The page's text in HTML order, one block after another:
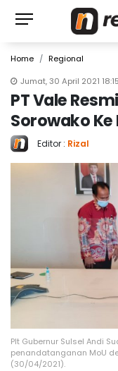
Home
Regional
Jumat, 30 April 2021 18:15
PT Vale
Sorowako
Editor : Rizal
Plt Gubernur Sulsel Andi
penandatanganan MoU
(30/04/2021).